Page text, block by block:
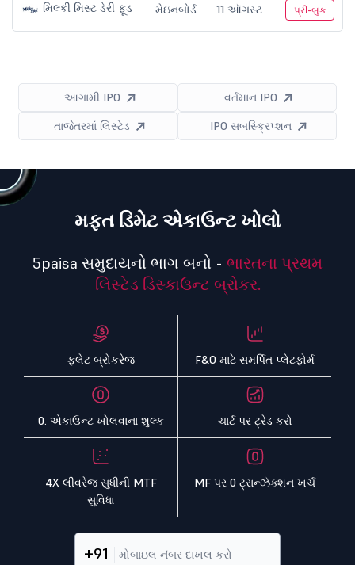
મિલ્કી મિસ્ટ ડેરી ફૂડ મેઇનબોર્ડ 11 ઑગસ્ટ પ્રી-બુક
આગામી IPO
વર્તમાન IPO
તાજેતરમાં લિસ્ટેડ
IPO સબસ્ક્રિપ્શન
મફત ડિમેટ એકાઉન્ટ ખોલો
5paisa સમુદાયનો ભાગ બનો - ભારતના પ્રથમ
લિસ્ટેડ ડિસ્કાઉન્ટ બ્રોકર.
ફ્લેટ બ્રોકરેજ F&O માટે સમર્પિત પ્લેટફોર્મ
0. એકાઉન્ટ ખોલવાના શુલ્ક ચાર્ટ પર ટ્રેડ કરો
4X લીવરેજ સુધીની MTF
સુવિધા
MF પર 0 ટ્રાન્ઝૅક્શન ખર્ચ
+91